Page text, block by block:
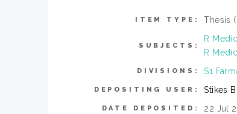
ITEM TYPE: Thesis
SUBJECTS:
R
R
DIVISIONS: S1
DEPOSITING USER: Stikes
DATE DEPOSITED: 22 Jul